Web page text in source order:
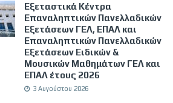
Εξεταστικά Κέντρα
Επαναληπτικών Πανελλαδικών
Εξετάσεων ΓΕΛ, ΕΠΑΛ και
Επαναληπτικών Πανελλαδικών
Εξετάσεων Ειδικών &
Μουσικών Μαθημάτων ΓΕΛ και
ΕΠΑΛ έτους 2026
3 Αυγούστου 2026